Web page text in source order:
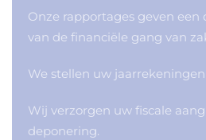
Onze rapportages geven
van de financiële gang van
We stellen uw
Wij verzorgen uw fiscale
deponering.